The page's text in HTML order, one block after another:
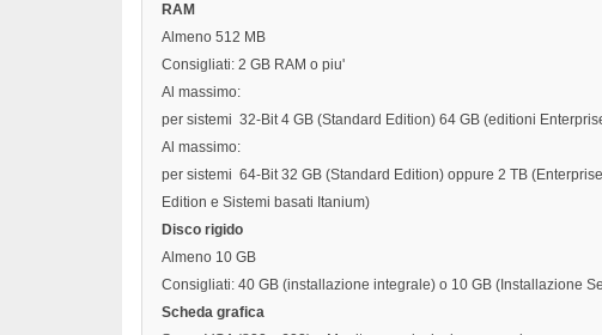
RAM
Almeno 512 MB
Consigliati: 2 GB RAM o piu'
Al massimo:
per sistemi 32-Bit 4 GB (Standard Edition) 64 GB (editioni
Al massimo:
per sistemi 64-Bit 32 GB (Standard Edition) oppure 2 TB
Edition e Sistemi basati Itanium)
Disco rigido
Almeno 10 GB
Consigliati: 40 GB (installazione integrale) o 10 GB (Installazione
Scheda grafica